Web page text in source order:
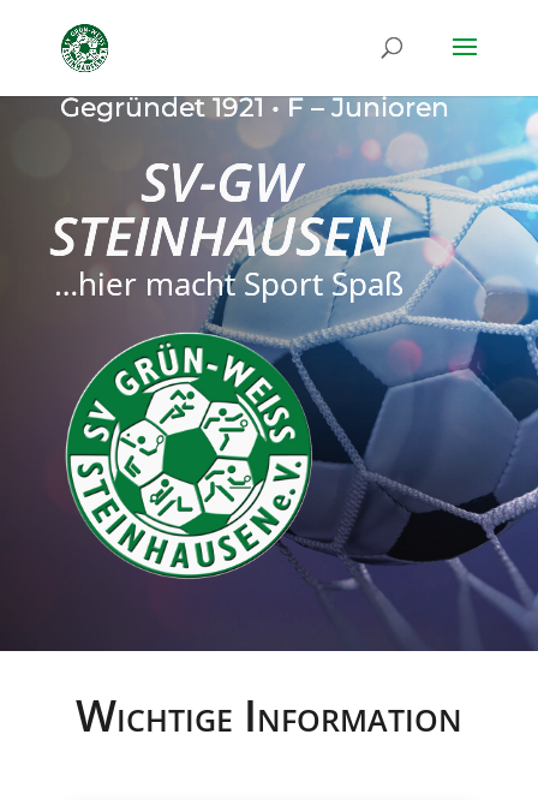
Gegründet 1921 • F – Junioren
SV-GW
STEINHAUSEN
…hier macht Sport Spaß
Wichtige Information